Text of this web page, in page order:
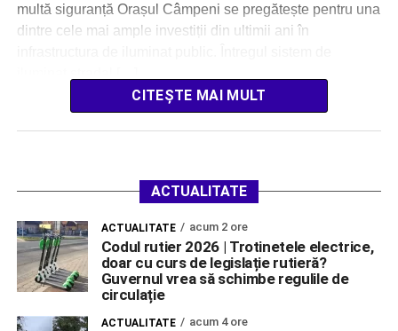
multă siguranță Orașul Câmpeni se pregătește pentru una
dintre cele mai ample investiții din ultimii ani în
CITEȘTE MAI MULT
ACTUALITATE
ACTUALITATE acum 2 ore
Codul rutier 2026 | Trotinetele electrice,
doar cu curs de legislație rutieră?
Guvernul vrea să schimbe regulile de
circulație
ACTUALITATE acum 4 ore